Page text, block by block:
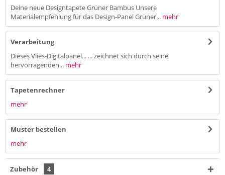
Deine neue Designtapete Grüner Bambus Unsere
Materialempfehlung für das Design-Panel Grüner... mehr
Verarbeitung
Dieses Vlies-Digitalpanel... ... zeichnet sich durch seine
hervorragenden... mehr
Tapetenrechner
mehr
Muster bestellen
mehr
Zubehör 4